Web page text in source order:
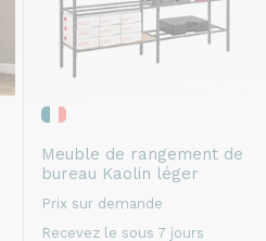
Meuble de rangement de
bureau Kaolin léger
Prix sur demande
Recevez le sous 7 jours